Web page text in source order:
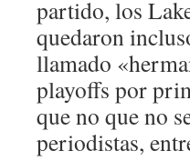
partido, los
quedaron
llamado
playoffs por
que no que no
periodistas,